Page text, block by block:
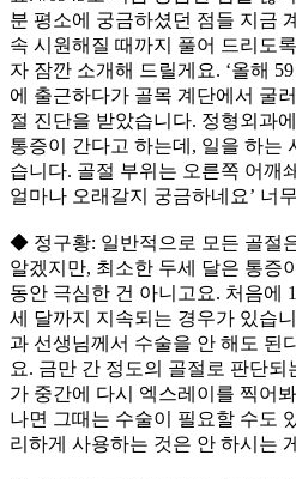
분 평소에 궁금하셨던 점들 지금
속 시원해질 때까지 풀어 드리도
자 잠깐 소개해 드릴게요. ‘올해
에 출근하다가 골목 계단에서 굴
절 진단을 받았습니다. 정형외과
통증이 간다고 하는데, 일을 하는
습니다. 골절 부위는 오른쪽 어깨
얼마나 오래갈지 궁금하네요’ 너
◆ 정구황: 일반적으로 모든 골절
알겠지만, 최소한 두세 달은 통증
동안 극심한 건 아니고요. 처음에
세 달까지 지속되는 경우가 있습
과 선생님께서 수술을 안 해도 된
요. 금만 간 정도의 골절로 판단
가 중간에 다시 엑스레이를 찍어
나면 그때는 수술이 필요할 수도
리하게 사용하는 것은 안 하시는